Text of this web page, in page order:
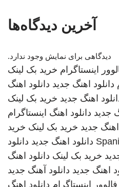
آخرین دیدگاه‌ها
دیدگاهی برای نمایش وجود ندارد.
اینستاگرام خرید بک لینک
دانلود اهنگ جدید دانلود اهنگ
اهنگ جدید خرید بک لینک
جدید دانلود اهنگ اینستاگرام
اهنگ جدید خرید بک لینک خرید
دانلود اهنگ جدید دانلود
خرید بک لینک دانلود اهنگ
اهنگ جدید دانلود آهنگ جدید
اینستاگرام دانلود اهنگ